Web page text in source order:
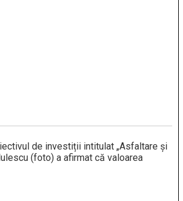
de investiții intitulat „Asfaltare și
(foto) a afirmat că valoarea